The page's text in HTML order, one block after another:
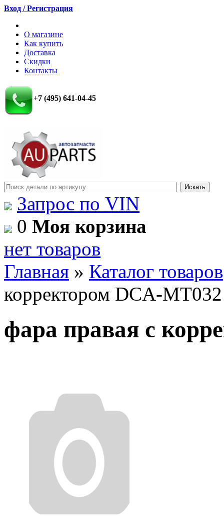
Вход / Регистрация
О магазине
Как купить
Доставка
Скидки
Контакты
+7 (495) 641-04-45
Запрос по VIN
0 Моя корзина
нет товаров
Главная » Каталог товаров
корректором DCA-MT032
фара правая с